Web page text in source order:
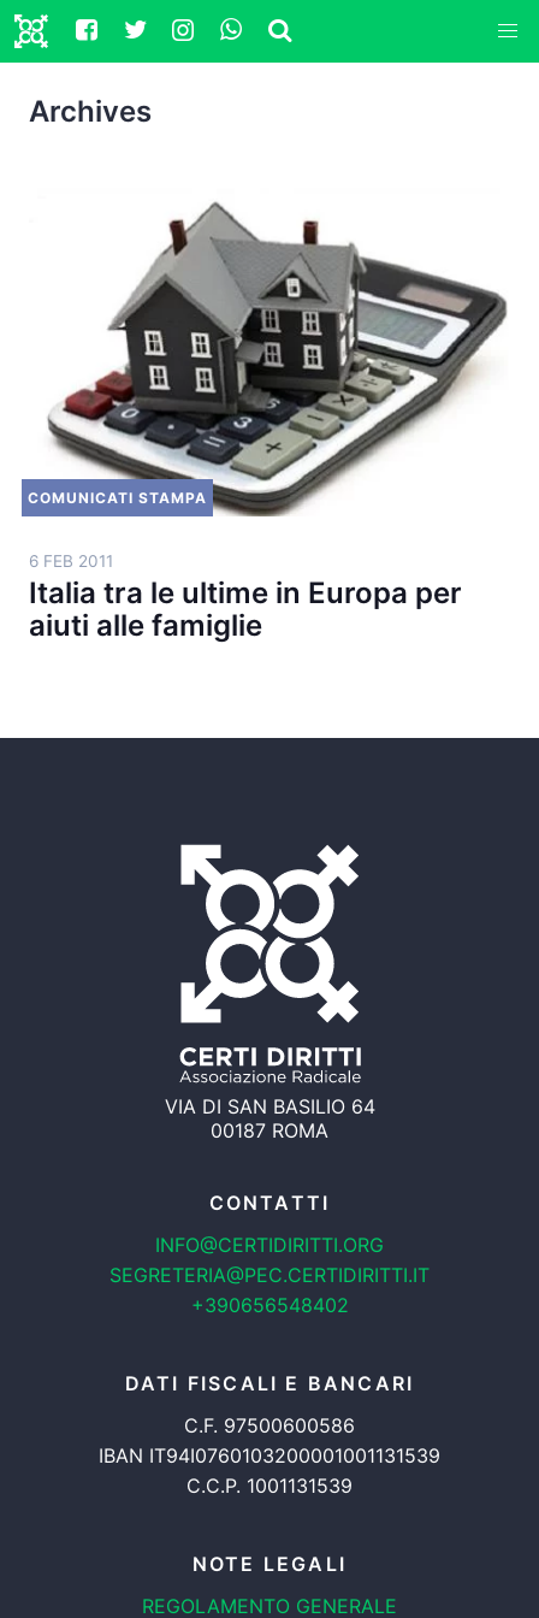
Archives
COMUNICATI STAMPA
6 FEB 2011
Italia tra le ultime in Europa per
aiuti alle famiglie
VIA DI SAN BASILIO 64
00187 ROMA
CONTATTI
INFO@CERTIDIRITTI.ORG
SEGRETERIA@PEC.CERTIDIRITTI.IT
+390656548402
DATI FISCALI E BANCARI
C.F. 97500600586
IBAN IT94I0760103200001001131539
C.C.P. 1001131539
NOTE LEGALI
REGOLAMENTO GENERALE